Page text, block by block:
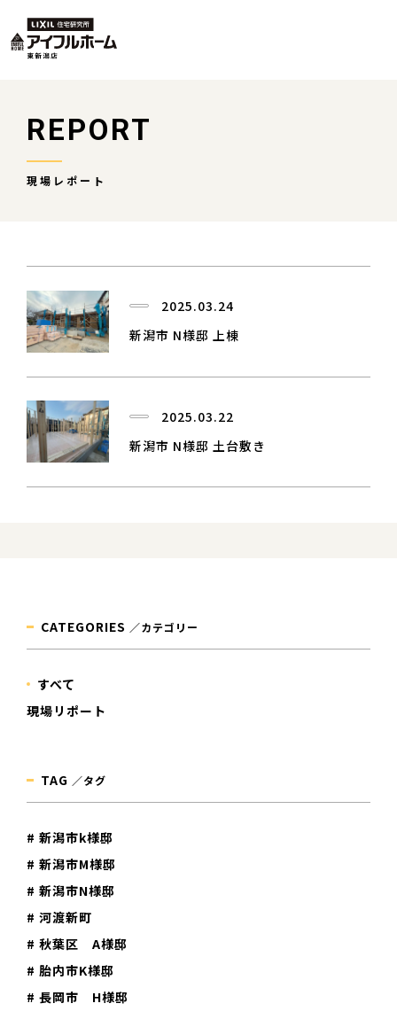
REPORT
現場レポート
2025.03.24
新潟市 N様邸 上棟
2025.03.22
新潟市 N様邸 土台敷き
CATEGORIES ／カテゴリー
すべて
現場リポート
TAG ／タグ
# 新潟市k様邸
# 新潟市M様邸
# 新潟市N様邸
# 河渡新町
# 秋葉区 A様邸
# 胎内市K様邸
# 長岡市 H様邸